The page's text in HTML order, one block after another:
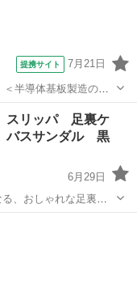
提携サイト 7月21日
半導体基板製造の機
職場◎／稼ぎもしっか
リッパ 足裏ケ
スサンダル 黒
6月29日